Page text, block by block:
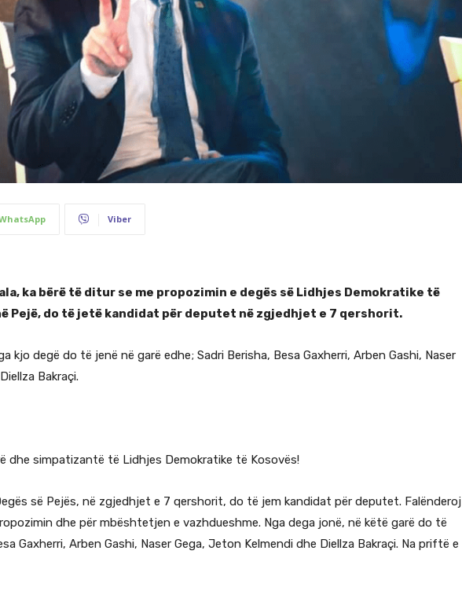
Viber
ka bërë të ditur se me propozimin e degës së Lidhjes Demokratike të
Pejë, do të jetë kandidat për deputet në zgjedhjet e 7 qershorit.
kjo degë do të jenë në garë edhe; Sadri Berisha, Besa Gaxherri, Arben Gashi, Naser
Bakraçi.
dhe simpatizantë të Lidhjes Demokratike të Kosovës!
së Pejës, në zgjedhjet e 7 qershorit, do të jem kandidat për deputet. Falënderoj
dhe për mbështetjen e vazhdueshme. Nga dega jonë, në këtë garë do të
Gaxherri, Arben Gashi, Naser Gega, Jeton Kelmendi dhe Diellza Bakraçi. Na priftë e